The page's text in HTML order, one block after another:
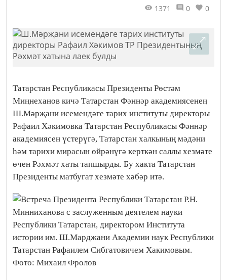
1371 0 0
Татарстан Республикасы Президенты Рөстәм
Миңнеханов кичә Татарстан Фәннәр академиясенең
Ш.Мәрҗани исемендәге тарих институты директоры
Рафаил Хәкимовка Татарстан Республикасы Фәннәр
академиясен үстерүгә, Татарстан халкының мәдәни
һәм тарихи мирасын өйрәнүгә керткән саллы хезмәте
өчен Рәхмәт хаты тапшырды. Бу хакта Татарстан
Президенты матбугат хезмәте хәбәр итә.